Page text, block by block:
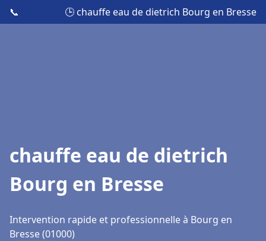
📞 🕒 chauffe eau de dietrich Bourg en Bresse
chauffe eau de dietrich
Bourg en Bresse
Intervention rapide et professionnelle à Bourg en
Bresse (01000)